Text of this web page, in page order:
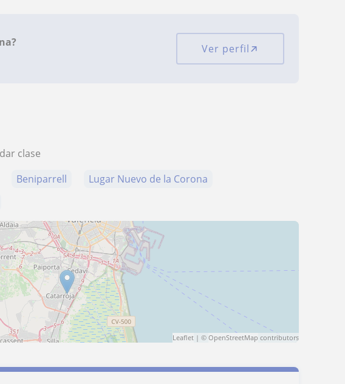
Ver perfil
clase
Beniparrell
Lugar Nuevo de la Corona
Leaflet| © OpenStreetMap contributors